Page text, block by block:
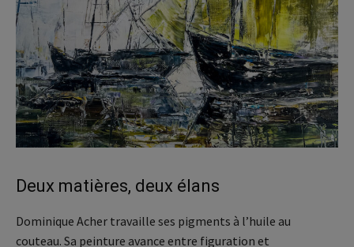
Deux matières, deux élans
Dominique Acher travaille ses pigments à l’huile au
couteau. Sa peinture avance entre figuration et